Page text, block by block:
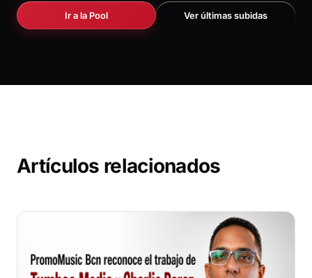
Ir a la Pool Ver últimas subidas
Artículos relacionados